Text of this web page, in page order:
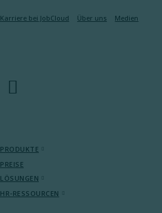
Karriere bei JobCloud​ Über uns Medien
PRODUKTE
PREISE
LÖSUNGEN
HR-RESSOURCEN